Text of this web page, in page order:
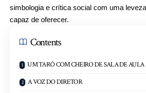
simbologia e crítica social com uma
capaz de oferecer.
Contents
UM TARÔ COM CHEIRO DE SALA DE AULA
A VOZ DO DIRETOR